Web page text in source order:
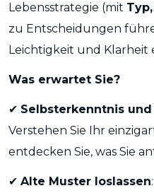
Lebensstrategie (mit
zu Entscheidungen
Leichtigkeit und Klarheit
Was erwartet Sie?
✔ Selbsterkenntnis
Verstehen Sie Ihr
entdecken Sie, was Sie
✔ Alte Muster loslassen